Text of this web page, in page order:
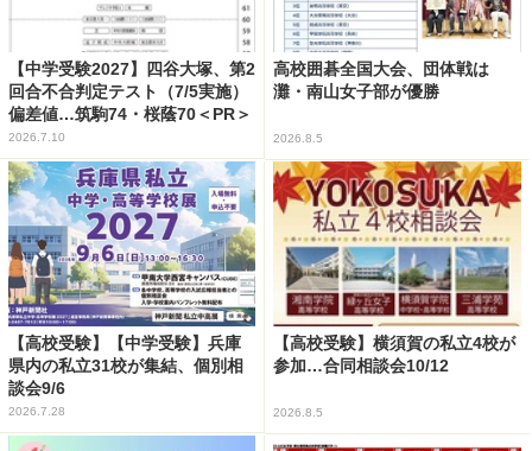
【中学受験2027】四谷大塚、第2
回合不合判定テスト（7/5実施）
偏差値…筑駒74・桜蔭70＜PR＞
2026.7.10
高校囲碁全国大会、団体戦は
灘・南山女子部が優勝
2026.8.5
【高校受験】【中学受験】兵庫
県内の私立31校が集結、個別相
談会9/6
2026.7.28
【高校受験】横須賀の私立4校が
参加…合同相談会10/12
2026.8.5